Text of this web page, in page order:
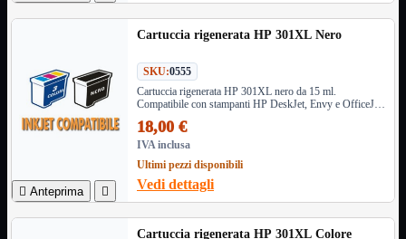
VOIPMostra tutti i prodotti
Adattatori
Router
3G WiFi
4G WiFi
ADSL2 WiFi
Cablati
WiFi
Ripetitore WiFi
 Anteprima 
Cartuccia rigenerata HP 301XL Nero
SKU:0555
Cartuccia rigenerata HP 301XL nero da 15 ml.
Compatibile con stampanti HP DeskJet, Envy e OfficeJet.
18,00 €
IVA inclusa
Ultimi pezzi disponibili
Vedi dettagli
Cartuccia rigenerata HP 301XL Colore